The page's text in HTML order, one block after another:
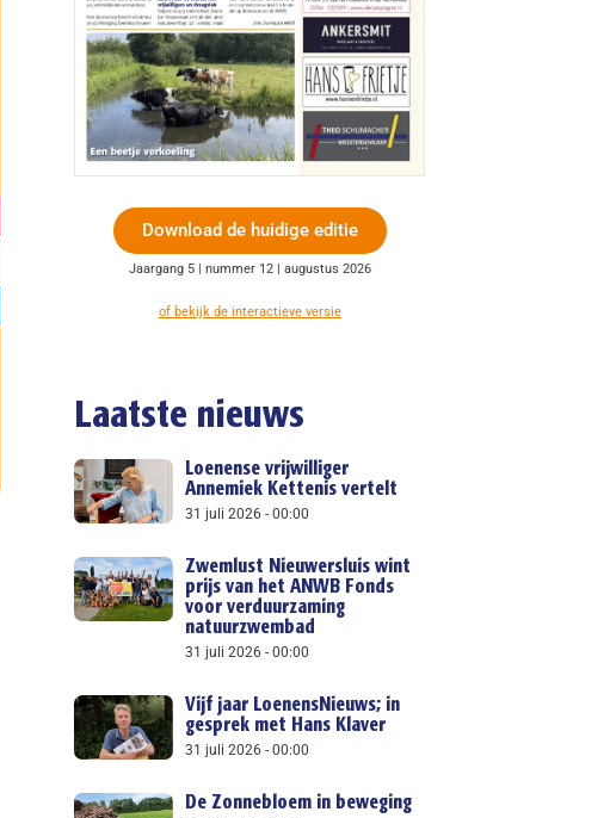
Download de huidige editie
Jaargang 5 | nummer 12 | augustus 2026
of bekijk de interactieve versie
Laatste nieuws
Loenense vrijwilliger
Annemiek Kettenis vertelt
31 juli 2026 00:00
Zwemlust Nieuwersluis wint
prijs van het ANWB Fonds
voor verduurzaming
natuurzwembad
31 juli 2026 00:00
Vijf jaar LoenensNieuws; in
gesprek met Hans Klaver
31 juli 2026 00:00
De Zonnebloem in beweging